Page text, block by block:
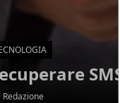
Redazione